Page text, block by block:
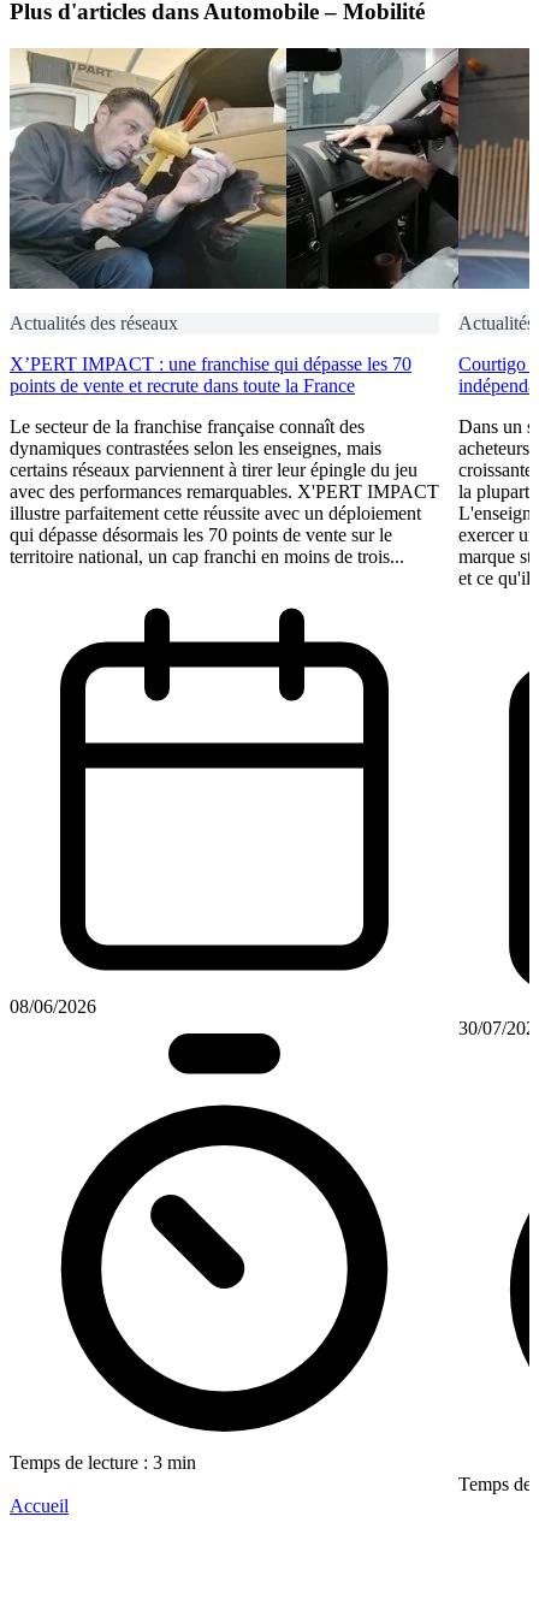
Plus d'articles dans Automobile – Mobilité
Actualités des réseaux
X’PERT IMPACT : une franchise qui dépasse les 70
points de vente et recrute dans toute la France
Le secteur de la franchise française connaît des
dynamiques contrastées selon les enseignes, mais
certains réseaux parviennent à tirer leur épingle du jeu
avec des performances remarquables. X'PERT IMPACT
illustre parfaitement cette réussite avec un déploiement
qui dépasse désormais les 70 points de vente sur le
territoire national, un cap franchi en moins de trois...
08/06/2026
Temps de lecture : 3 min
Actualités
Courtigo :
Dans un
acheteurs
la plupart
exercer
marque
et ce qu'il
30/07/
Temps de
Accueil